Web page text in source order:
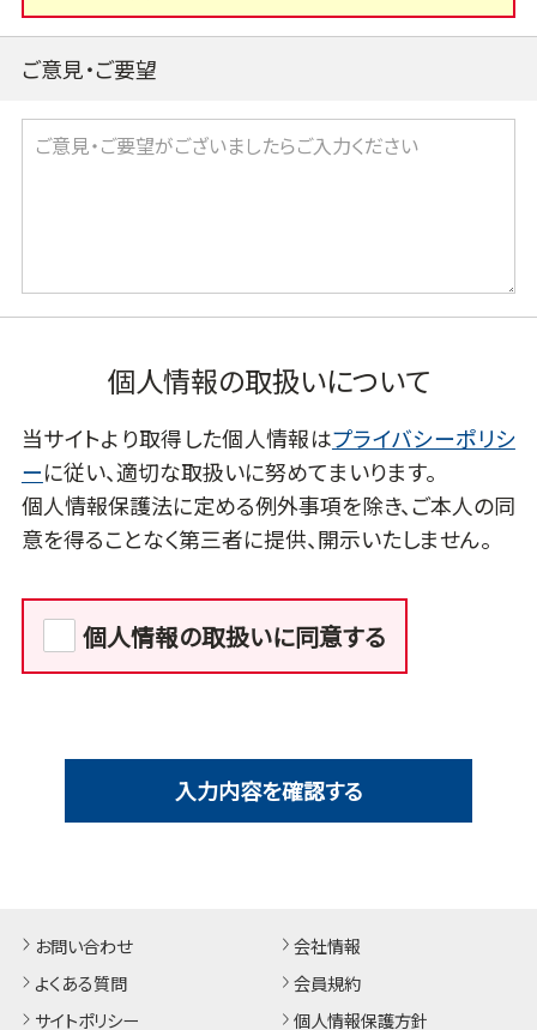
ご意見・ご要望
個人情報の取扱いについて
当サイトより取得した個人情報はプライバシーポリシ
ーに従い、適切な取扱いに努めてまいります。
個人情報保護法に定める例外事項を除き、ご本人の同
意を得ることなく第三者に提供、開示いたしません。
個人情報の取扱いに同意する
入力内容を確認する
お問い合わせ
よくある質問
サイトポリシー
会社情報
会員規約
個人情報保護方針